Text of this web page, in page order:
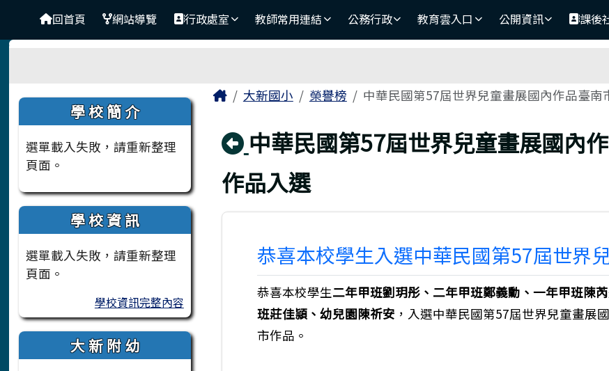
臺南市大新國小
導覽列回首頁 網站導覽 行政處室 教師常用連結 公務行政 教育雲入口 公開資訊 課後
左邊區域內容
學 校 簡 介
選單載入失敗，請重新整理
頁面。
學 校 資 訊
選單載入失敗，請重新整理
頁面。
學校資訊完整內容
大 新 附 幼
主內容區域
Home大新國小 榮譽榜 中華民國第57屆世界兒童畫展國內作品臺南
回上頁
中華民國第57屆世界兒童畫展國內
作品入選
恭喜本校學生入選中華民國第57屆世界
恭喜本校學生二年甲班劉玥彤、二年甲班鄭義勳、一年甲班陳
班莊佳頴、幼兒園陳祈安 ，入選中華民國第57屆世界兒童畫展
市作品。
頁尾區域